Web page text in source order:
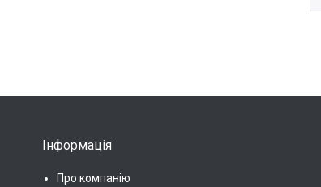
Інформація
Про компанію